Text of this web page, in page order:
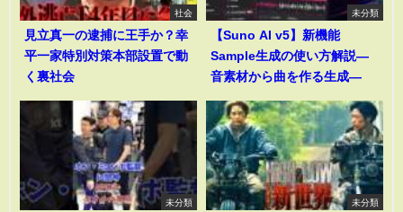
社会
見立真一の逮捕に王手か？幸
平一家特別対策本部設置で動
く裏社会
未分類
【Suno AI v5】新機能
Sample生成の使い方解説―
音素材から曲を作る生成―
未分類 未分類